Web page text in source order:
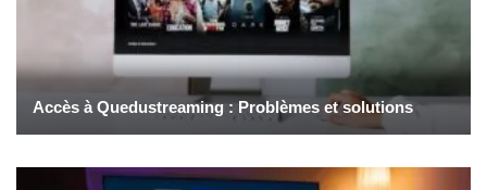
Accès à Quedustreaming : Problèmes et solutions